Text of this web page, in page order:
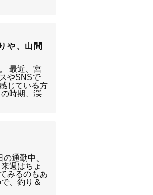
や、山間
最近、宮
やSNSで
じている方
時期、渓
通勤中、
週はちょ
みるのもあ
、釣り＆